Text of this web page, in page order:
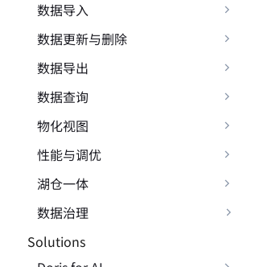
数据导入
数据更新与删除
数据导出
数据查询
物化视图
性能与调优
湖仓一体
数据治理
Solutions